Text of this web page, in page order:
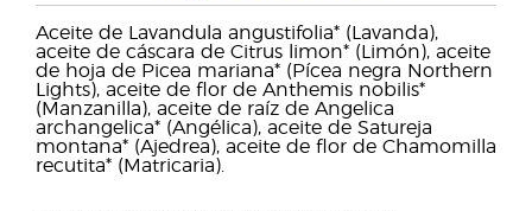
Aceite de Lavandula angustifolia* (Lavanda),
aceite de cáscara de Citrus limon* (Limón), aceite
de hoja de Picea mariana* (Pícea negra Northern
Lights), aceite de flor de Anthemis nobilis*
(Manzanilla), aceite de raíz de Angelica
archangelica* (Angélica), aceite de Satureja
montana* (Ajedrea), aceite de flor de Chamomilla
recutita* (Matricaria).